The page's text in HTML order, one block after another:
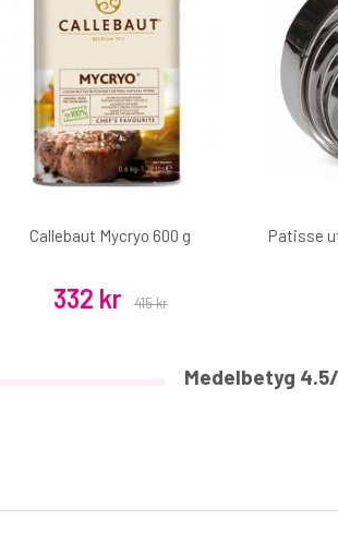
Callebaut Mycryo 600 g
332 kr 415 kr
Patisse
Medelbetyg 4.5